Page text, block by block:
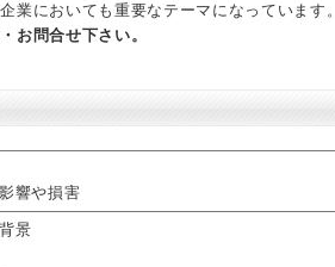
業においても重要なテーマになっています。
お問合せ下さい。
響や損害
景